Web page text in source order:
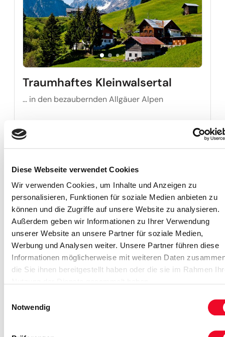
Diese Webseite verwendet Cookies
Wir verwenden Cookies, um Inhalte und Anzeigen zu
personalisieren, Funktionen für soziale Medien anbieten zu
können und die Zugriffe auf unsere Website zu analysieren.
Außerdem geben wir Informationen zu Ihrer Verwendung
unserer Website an unsere Partner für soziale Medien,
Werbung und Analysen weiter. Unsere Partner führen diese
Informationen möglicherweise mit weiteren Daten
die Sie ihnen bereitgestellt haben oder die sie im Rahmen
Notwendig
Traumhaftes Kleinwalsertal
… in den bezaubernden Allgäuer Alpen
14. - 20. Aug.
7 Tage ab
1.009,00 €
Reise auf